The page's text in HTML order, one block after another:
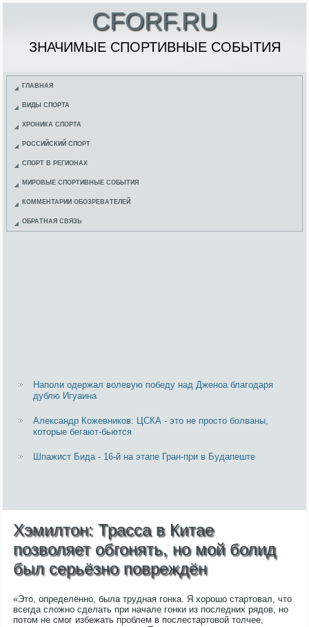
CFORF.RU
ЗНАЧИМЫЕ СПОРТИВНЫЕ СОБЫТИЯ
ГЛАВНАЯ
ВИДЫ СПОРТА
ХРОНИКА СПОРТА
РОССИЙСКИЙ СПОРТ
СПОРТ В РЕГИОНАХ
МИРОВЫЕ СПОРТИВНЫЕ СОБЫТИЯ
КОММЕНТАРИИ ОБОЗРЕВАТЕЛЕЙ
ОБРАТНАЯ СВЯЗЬ
Наполи одержал волевую победу над Дженоа благодаря
дублю Игуаина
Александр Кожевников: ЦСКА - это не просто болваны,
которые бегают-бьются
Шпажист Бида - 16-й на этапе Гран-при в Будапеште
Хэмилтон: Трасса в Китае
позволяет обгонять, но мой болид
был серьёзно повреждён
«Это, определённо, была трудная гонка. Я хорошо стартовал, что
всегда сложно сделать при начале гонки из последних рядов, но
потом не смог избежать проблем в послестартовой толчее,